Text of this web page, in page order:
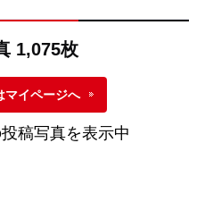
1,075枚
マイページへ
稿写真を表示中